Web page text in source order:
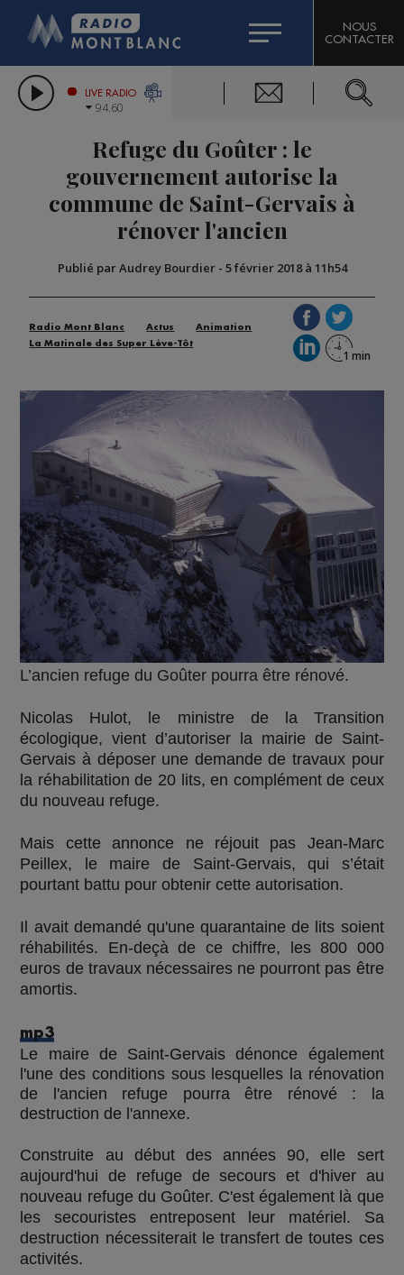
LES CHRONIQUES DE L'EXPERT
CITIZEN MACHINERY
GRAND MASSIF DOMAINES SKIABLES
BIGARD
COMPAGNIE DU MONT-BLANC
NOUS
CONTACTER
LIVE RADIO
94.60
Refuge du Goûter : le
gouvernement autorise la
commune de Saint-Gervais à
rénover l'ancien
Publié par Audrey Bourdier- 5 février 2018 à 11h54
Radio Mont Blanc Actus
Animation
La Matinale des Super Lève-Tôt
L’ancien refuge du Goûter pourra être rénové.
Nicolas Hulot, le ministre de la Transition
écologique, vient d’autoriser la mairie de Saint-
Gervais à déposer une demande de travaux pour
la réhabilitation de 20 lits, en complément de ceux
du nouveau refuge.
Mais cette annonce ne réjouit pas Jean-Marc
Peillex, le maire de Saint-Gervais, qui s’était
pourtant battu pour obtenir cette autorisation.
Il avait demandé qu'une quarantaine de lits soient
réhabilités. En-deçà de ce chiffre, les 800 000
euros de travaux nécessaires ne pourront pas être
amortis.
mp3
Le maire de Saint-Gervais dénonce également
l'une des conditions sous lesquelles la rénovation
de l'ancien refuge pourra être rénové : la
destruction de l'annexe.
Construite au début des années 90, elle sert
aujourd'hui de refuge de secours et d'hiver au
nouveau refuge du Goûter. C'est également là que
les secouristes entreposent leur matériel. Sa
destruction nécessiterait le transfert de toutes ces
activités.